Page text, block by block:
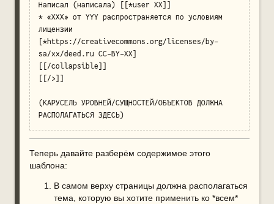
Написал (написала) [[*user XX]]
* «XXX» от YYY распространяется по условиям
лицензии
[*https://creativecommons.org/licenses/by-
sa/xx/deed.ru CC-BY-XX]
[[/collapsible]]
[[/>]]
(КАРУСЕЛЬ УРОВНЕЙ/СУЩНОСТЕЙ/ОБЪЕКТОВ ДОЛЖНА
РАСПОЛАГАТЬСЯ ЗДЕСЬ)
Теперь давайте разберём содержимое этого
шаблона:
В самом верху страницы должна располагаться
тема, которую вы хотите применить ко *всем*